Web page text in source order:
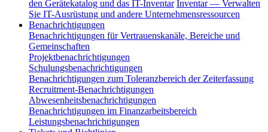
den Gerätekatalog und das IT-Inventar Inventar — Verwalten
Sie IT-Ausrüstung und andere Unternehmensressourcen
Benachrichtigungen
Benachrichtigungen für Vertrauenskanäle, Bereiche und
Gemeinschaften
Projektbenachrichtigungen
Schulungsbenachrichtigungen
Benachrichtigungen zum Toleranzbereich der Zeiterfassung
Recruitment-Benachrichtigungen
Abwesenheitsbenachrichtigungen
Benachrichtigungen im Finanzarbeitsbereich
Leistungsbenachrichtigungen